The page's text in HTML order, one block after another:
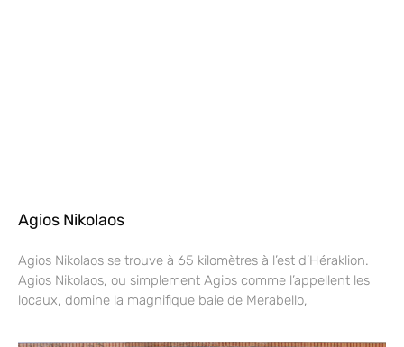
Agios Nikolaos
Agios Nikolaos se trouve à 65 kilomètres à l’est d’Héraklion.
Agios Nikolaos, ou simplement Agios comme l’appellent les
locaux, domine la magnifique baie de Merabello,